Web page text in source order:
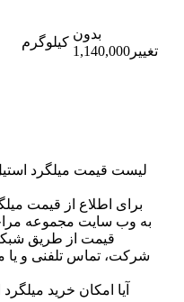
کیلوگرم
بدون
تغییر1,140,000
لیست قیمت میلگرد
برای اطلاع از قیمت
به وب سایت مجموعه
قیمت از طریق
شرکت، تماس تلفنی و
آیا امکان خرید